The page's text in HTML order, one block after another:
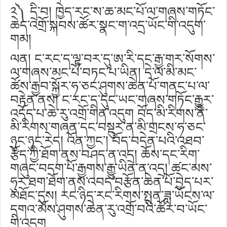
༢༽ དྲི་བ། ཁྱེད་རང་ས་ཆ་མང་པོ་ལ་གཞས་གཏོང་
ཆེད་འགྲོ་སྐབས་ཚོར་སྣང་ག་འདྲ་ཡོང་གི་འདུག་
གམ།
ལན། ང་རང་ད་ལྟ་བར་དུ་ཨ་རི་དང་རྒྱ་གར་སོགས་
ལ་གཞས་མང་པོ་བཏང་པ་ཡིན། དེ་ལ་མི་མང་
ཚོས་རྒྱབ་སྐྱོར་ཧ་ཅང་ཤུགས་ཆེན་པོ་གནང་པ་ལ་
བརྟེན་ནས། ང་རང་ད་དུང་ཡང་གཞས་གཏོང་རྒྱུར་
འདོད་པ་ཆེ་རུ་འགྲོ་གིན་འདུག བོད་མི་རིགས་ནི་
མི་རིགས་གཞན་དང་བསྡུར་ན་མི་གྲངས་ཧ་ཅང་
ཉུང་ཉུང་རེད། འོན་ཀྱང་། བོད་བདེན་པའི་འཐབ་
རྩོད་ཀྱི་ཐོག་ནས་བཤད་ན་འདྲ། ཆོས་དང་རིག་
གཞུང་བདག་པོ་རྒྱགས་རྒྱུ་ཡིན་ན་འདྲ། ཚང་མས་
ཧུར་ཐག་ཐོག་ནས་འབད་བརྩོན་ཆེན་པོ་བྱེད་པར་
མཐོང་དུས། རང་ཉིད་རང་རིགས་སྤུན་ཟླ་ཡོངས་ལ་
དགའ་མོས་ཤུགས་ཆེན་རུ་འགྲོ་བའི་ཚོར་བ་ཡོང་
གི་འདུག